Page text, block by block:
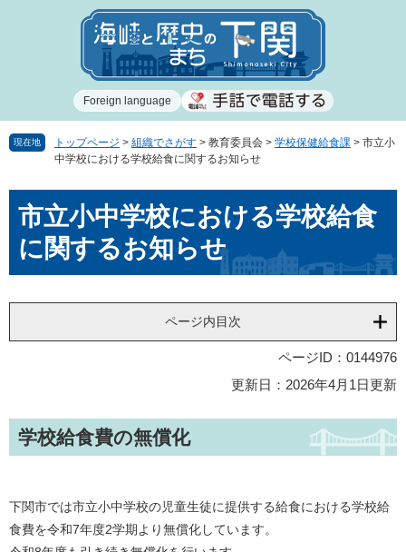
で
ば
Foreign language
現在地 トップページ > 組織でさがす > 教育委員会 > 学校保健給食課 > 市立小
中学校における学校給食に関するお知らせ
市立小中学校における学校給食
に関するお知らせ
ページ内目次
ページID：0144976
更新日：2026年4月1日更新
学校給食費の無償化
下関市では市立小中学校の児童生徒に提供する給食における学校給
食費を令和7年度2学期より無償化しています。